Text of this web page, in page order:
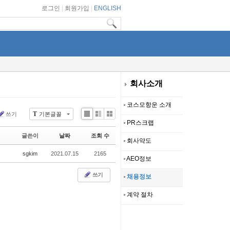
회사소개
코스모항운 소개
PR스크랩
회사약도
AEO정보
채용정보
계약 절차
로그인 회원가입 ENGLISH
T 기본글꼴
쓰기
Li
Zi
e
G
le
글쓴이 날짜 조회 수
sgkim 2021.07.15 2165
쓰기